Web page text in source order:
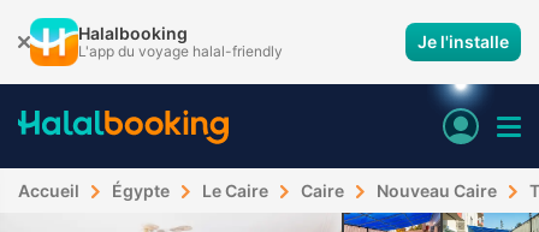
Halalbooking
L'app du voyage halal-friendly Je l'installe
Accueil Égypte Le Caire Caire Nouveau Caire